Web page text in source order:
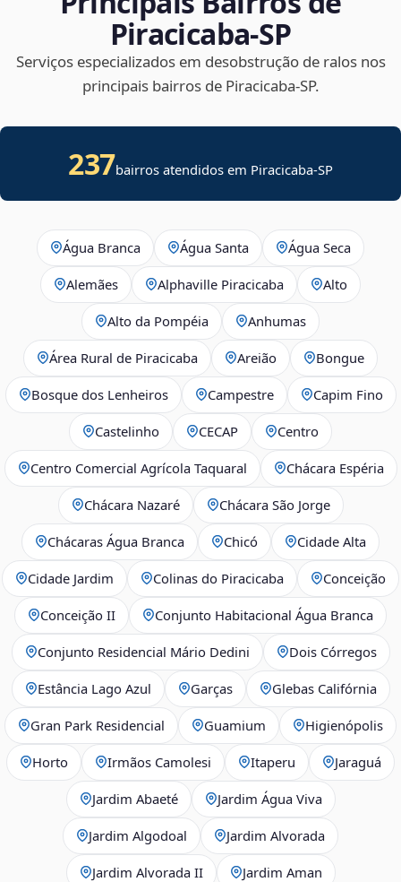
Piracicaba‑SP
Serviços especializados em desobstrução de ralos nos
principais bairros de Piracicaba‑SP.
237bairros atendidos em Piracicaba-SP
Água Branca Água Santa Água Seca
Alemães Alphaville Piracicaba Alto
Alto da Pompéia Anhumas
Área Rural de Piracicaba Areião Bongue
Bosque dos Lenheiros Campestre Capim Fino
Castelinho CECAP Centro
Centro Comercial Agrícola Taquaral Chácara Espéria
Chácara Nazaré Chácara São Jorge
Chácaras Água Branca Chicó Cidade Alta
Cidade Jardim Colinas do Piracicaba Conceição
Conceição II Conjunto Habitacional Água Branca
Conjunto Residencial Mário Dedini Dois Córregos
Estância Lago Azul Garças Glebas Califórnia
Gran Park Residencial Guamium Higienópolis
Horto Irmãos Camolesi Itaperu Jaraguá
Jardim Abaeté Jardim Água Viva
Jardim Algodoal Jardim Alvorada
Jardim Alvorada II Jardim Aman